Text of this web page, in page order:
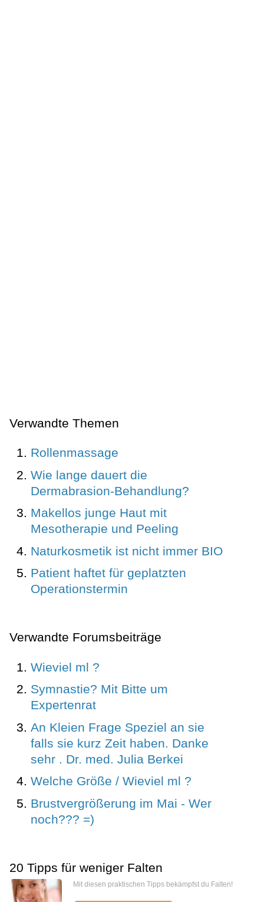
Verwandte Themen
Rollenmassage
Wie lange dauert die
Dermabrasion-Behandlung?
Makellos junge Haut mit
Mesotherapie und Peeling
Naturkosmetik ist nicht immer BIO
Patient haftet für geplatzten
Operationstermin
Verwandte Forumsbeiträge
Wieviel ml ?
Symnastie? Mit Bitte um
Expertenrat
An Kleien Frage Speziel an sie
falls sie kurz Zeit haben. Danke
sehr . Dr. med. Julia Berkei
Welche Größe / Wieviel ml ?
Brustvergrößerung im Mai - Wer
noch??? =)
20 Tipps für weniger Falten
Mit diesen praktischen Tipps bekämpfst du Falten!